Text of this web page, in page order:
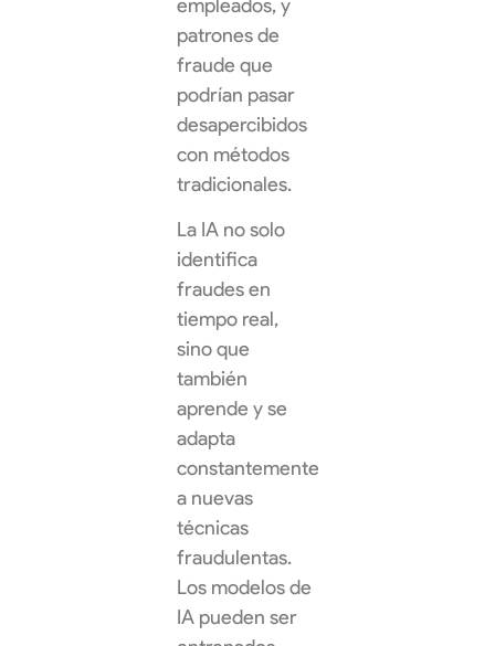
empleados, y
patrones de
fraude que
podrían pasar
desapercibidos
con métodos
tradicionales.
La IA no solo
identifica
fraudes en
tiempo real,
sino que
también
aprende y se
adapta
constantemente
a nuevas
técnicas
fraudulentas.
Los modelos de
IA pueden ser